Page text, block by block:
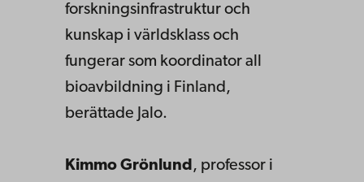
forskningsinfrastruktur och
kunskap i världsklass och
fungerar som koordinator all
bioavbildning i Finland,
berättade Jalo.
Kimmo Grönlund , professor i